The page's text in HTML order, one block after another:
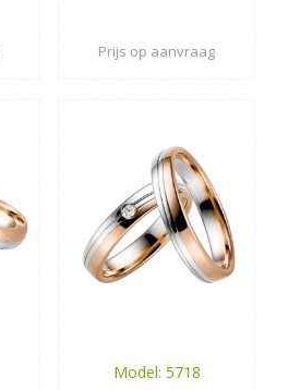
Prijs op aanvraag
Model: 5718